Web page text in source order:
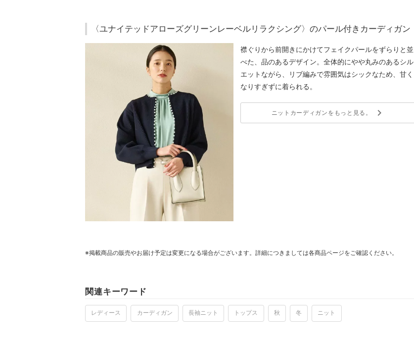
〈ユナイテッドアローズグリーンレーベルリラクシング〉のパール付きカーディガン
襟ぐりから前開きにかけてフェイクパールをずらりと並
べた、品のあるデザイン。全体的にやや丸みのあるシル
エットながら、リブ編みで雰囲気はシックなため、甘く
なりすぎずに着られる。
ニットカーディガンをもっと見る。 keyboard_arrow_right
※掲載商品の販売やお届け予定は変更になる場合がございます。詳細につきましては各商品ページをご確認ください。
関連キーワード
レディース カーディガン 長袖ニット トップス 秋 冬 ニット